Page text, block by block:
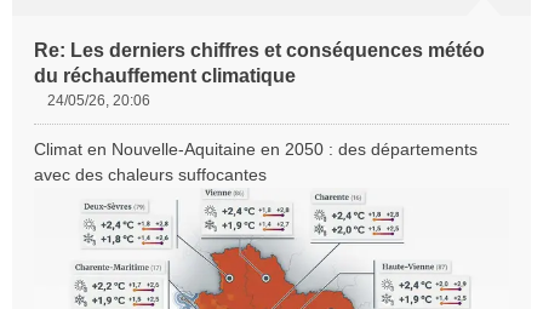
Re: Les derniers chiffres et conséquences météo
du réchauffement climatique
s
s
24/05/26, 20:06
Climat en Nouvelle-Aquitaine en 2050 : des départements
avec des chaleurs suffocantes